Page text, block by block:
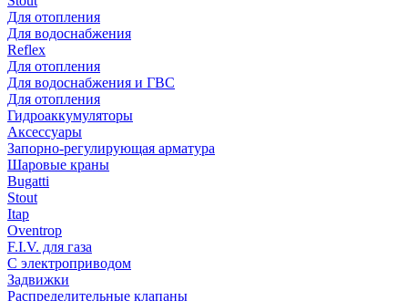
Для отопления
Для водоснабжения
Reflex
Для отопления
Для водоснабжения и ГВС
Для отопления
Гидроаккумуляторы
Аксессуары
Запорно-регулирующая арматура
Шаровые краны
Bugatti
Stout
Itap
Oventrop
F.I.V. для газа
С электроприводом
Задвижки
Распределительные клапаны